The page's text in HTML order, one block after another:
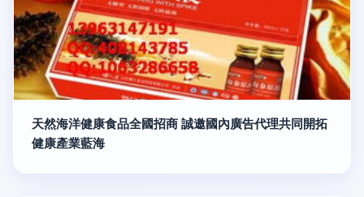
天然海洋健康食品全國招商 誠邀國內廣告代理共同開拓
健康產業藍海